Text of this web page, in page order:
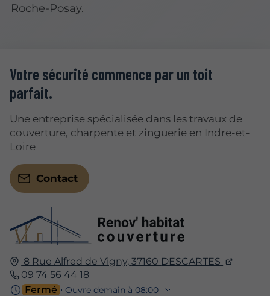
Roche-Posay.
8 Rue Alfred de Vigny, 37160 DESCARTES
09 74 56 44 18
Fermé ⋅ Ouvre demain à 08:00
Votre sécurité commence par un toit
parfait.
Une entreprise spécialisée dans les travaux de
couverture, charpente et zinguerie en Indre-et-
Loire
Contact